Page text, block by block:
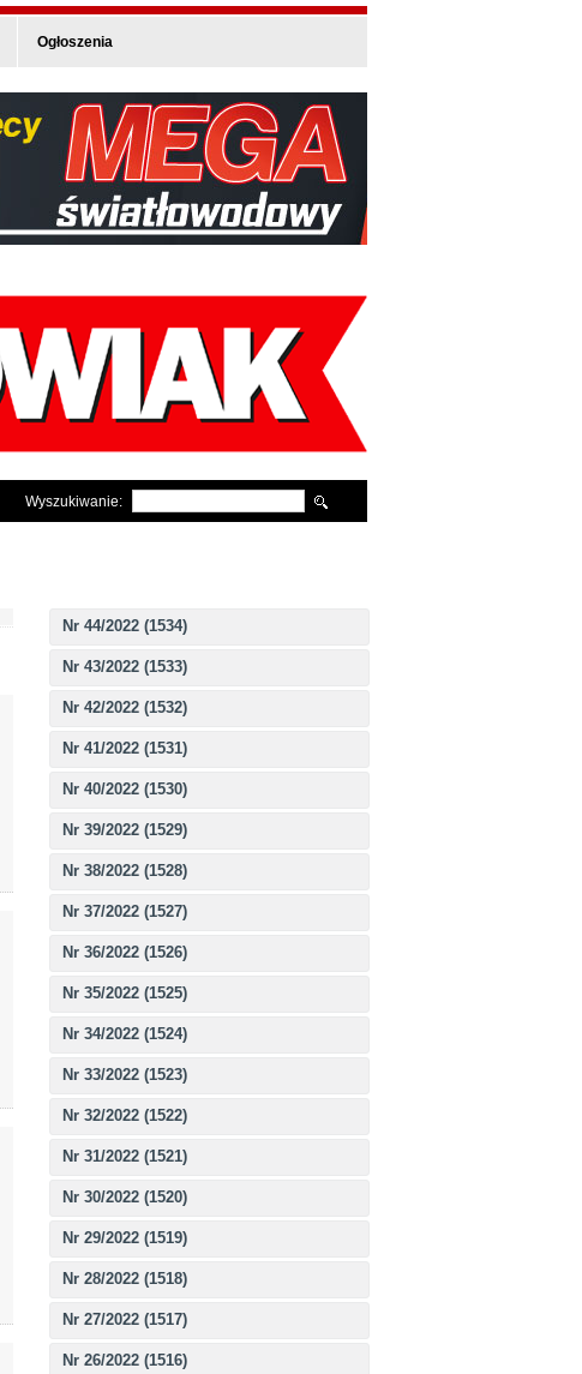
Ogłoszenia
Wyszukiwanie:
Nr 44/2022 (1534)
Nr 43/2022 (1533)
Nr 42/2022 (1532)
Nr 41/2022 (1531)
Nr 40/2022 (1530)
Nr 39/2022 (1529)
Nr 38/2022 (1528)
Nr 37/2022 (1527)
Nr 36/2022 (1526)
Nr 35/2022 (1525)
Nr 34/2022 (1524)
Nr 33/2022 (1523)
Nr 32/2022 (1522)
Nr 31/2022 (1521)
Nr 30/2022 (1520)
Nr 29/2022 (1519)
Nr 28/2022 (1518)
Nr 27/2022 (1517)
Nr 26/2022 (1516)